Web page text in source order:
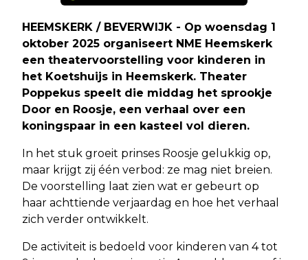
HEEMSKERK / BEVERWIJK - Op woensdag 1
oktober 2025 organiseert NME Heemskerk
een theatervoorstelling voor kinderen in
het Koetshuijs in Heemskerk. Theater
Poppekus speelt die middag het sprookje
Door en Roosje, een verhaal over een
koningspaar in een kasteel vol dieren.
In het stuk groeit prinses Roosje gelukkig op,
maar krijgt zij één verbod: ze mag niet breien.
De voorstelling laat zien wat er gebeurt op
haar achttiende verjaardag en hoe het verhaal
zich verder ontwikkelt.
De activiteit is bedoeld voor kinderen van 4 tot